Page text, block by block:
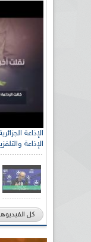
الإذاعة
كل